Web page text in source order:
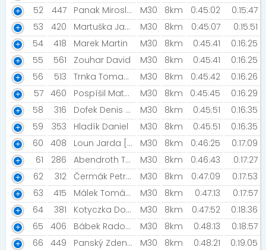
52
447 Panak Miroslav M30 8km 0:45:02
0:15:47
53
420 Martuška Jan [STG Břeclav] M30 8km 0:45:07
0:15:51
54
418 Marek Martin M30 8km 0:45:41
0:16:25
55
561 Zouhar David M30 8km 0:45:41
0:16:25
56
513 Trnka Tomas [o,O..zzZZ] M30 8km 0:45:42
0:16:26
57 460 Pospíšil Matěj [Sranda team] M30 8km 0:45:45
0:16:29
58
316 Dofek Denis [TriumphTigerTeam] M30 8km 0:45:51
0:16:35
59
353 Hladík Daniel M30 8km 0:45:51
0:16:35
60
408 Loun Jarda [Loun Racing Team] M30 8km 0:46:25
0:17:09
61
286 Abendroth Tomáš M30 8km 0:46:43
0:17:27
62
312 Čermák Petr [Otrokovická Honírna] M30 8km 0:47:09
0:17:53
63
415 Málek Tomáš [Otrokovická Honírna] M30 8km 0:47:13
0:17:57
64
381 Kotyczka Dominik [ASICS FrontRunner Poland] M30 8km 0:47:52
0:18:36
65
406 Bábek Radovan [STG Prostějov] M30 8km 0:48:13
0:18:57
66
449 Panský Zdeněk [Prostě běž!] M30 8km 0:48:21
0:19:05